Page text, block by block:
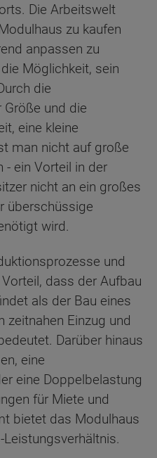
Die Arbeitswelt
zu kaufen
anpassen zu
Möglichkeit, sein
die
und die
eine kleine
man nicht auf große
- ein Vorteil in der
nicht an ein großes
überschüssige
wird.
und
dass der Aufbau
als der Bau eines
zeitnahen Einzug und
Darüber hinaus
eine
eine Doppelbelastung
für Miete und
bietet das Modulhaus